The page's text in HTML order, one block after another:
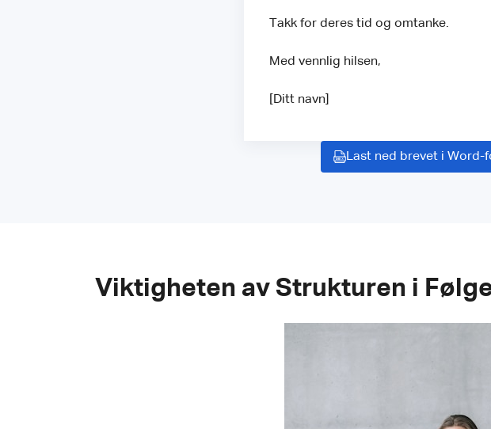
Takk for deres tid og omtanke.
Med vennlig hilsen,
[Ditt navn]
Last ned brevet i Word-
Viktigheten av Strukturen i